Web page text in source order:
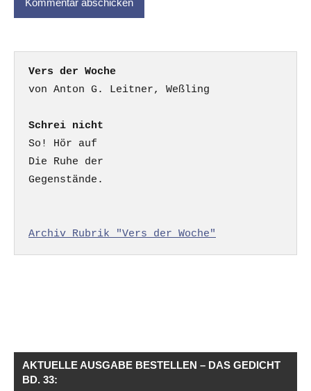
Vers der Woche
Schrei nicht
So! Hör auf
Die Ruhe der
Gegenstände.
Archiv Rubrik "Vers der Woche"
AKTUELLE AUSGABE BESTELLEN – DAS GEDICHT
BD. 33: